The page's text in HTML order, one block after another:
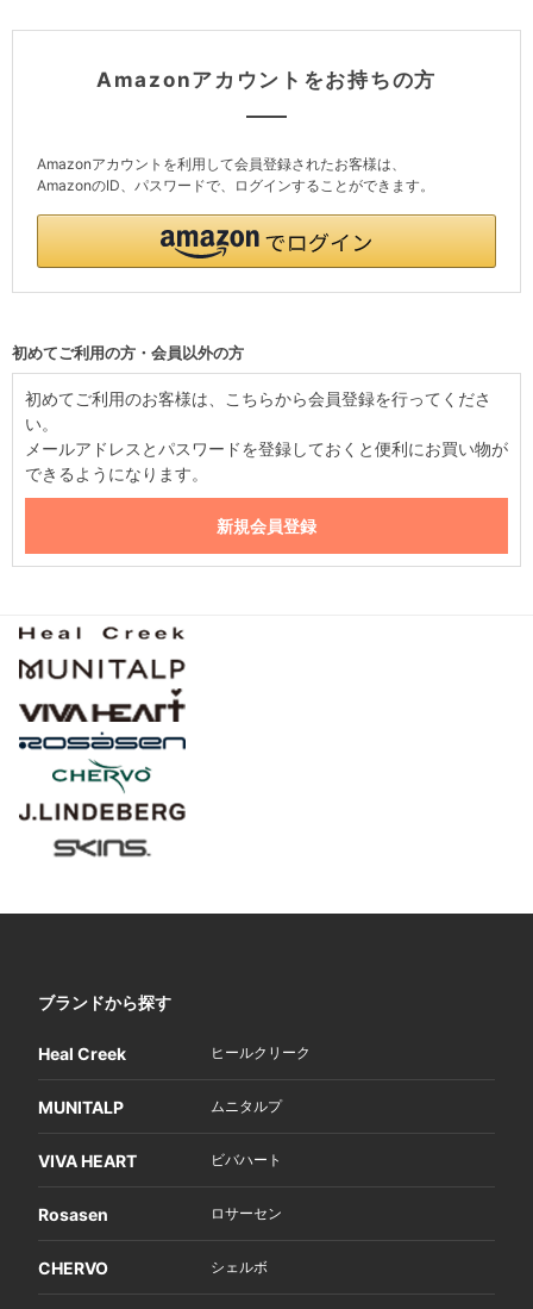
Amazonアカウントをお持ちの方
Amazonアカウントを利用して会員登録されたお客様は、
AmazonのID、パスワードで、ログインすることができます。
初めてご利用の方・会員以外の方
初めてご利用のお客様は、こちらから会員登録を行ってくださ
い。
メールアドレスとパスワードを登録しておくと便利にお買い物が
できるようになります。
ブランドから探す
Heal Creek ヒールクリーク
MUNITALP ムニタルプ
VIVA HEART ビバハート
Rosasen ロサーセン
CHERVO シェルボ